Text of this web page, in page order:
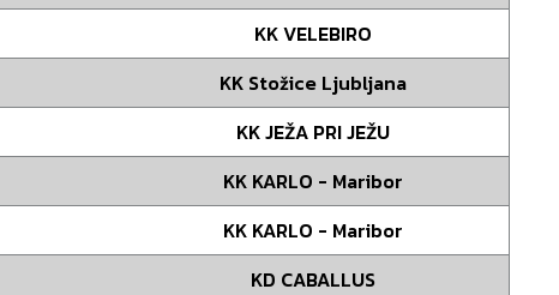
KK VELEBIRO
KK Stožice Ljubljana
KK JEŽA PRI JEŽU
KK KARLO - Maribor
KK KARLO - Maribor
KD CABALLUS